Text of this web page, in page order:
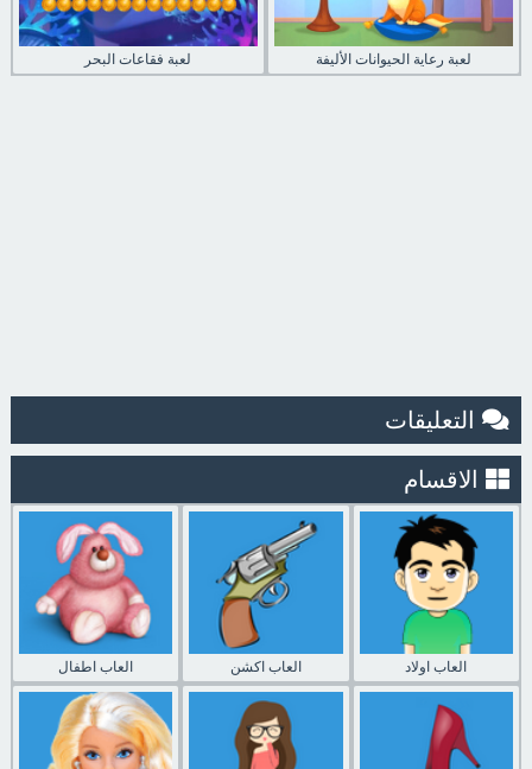
لعبة فقاعات البحر لعبة رعاية الحيوانات الأليفة
التعليقات
الاقسام
العاب اطفال العاب اكشن العاب اولاد